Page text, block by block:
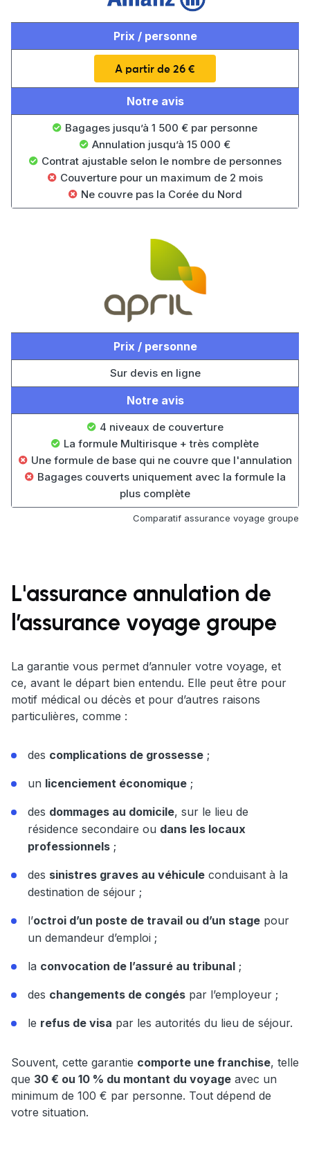
Prix / personne
A partir de 26 €
Notre avis
Bagages jusqu’à 1 500 € par personne
Annulation jusqu’à 15 000 €
Contrat ajustable selon le nombre de personnes
Couverture pour un maximum de 2 mois
Ne couvre pas la Corée du Nord
Prix / personne
Sur devis en ligne
Notre avis
4 niveaux de couverture
La formule Multirisque + très complète
Une formule de base qui ne couvre que l'annulation
Bagages couverts uniquement avec la formule la
plus complète
Comparatif assurance voyage groupe
L'assurance annulation de
l’assurance voyage groupe
La garantie vous permet d’annuler votre voyage, et
ce, avant le départ bien entendu. Elle peut être pour
motif médical ou décès et pour d’autres raisons
particulières, comme :
des complications de grossesse ;
un licenciement économique ;
des dommages au domicile, sur le lieu de
résidence secondaire ou dans les locaux
professionnels ;
des sinistres graves au véhicule conduisant à la
destination de séjour ;
l’octroi d’un poste de travail ou d’un stage pour
un demandeur d’emploi ;
la convocation de l’assuré au tribunal ;
des changements de congés par l’employeur ;
le refus de visa par les autorités du lieu de séjour.
Souvent, cette garantie comporte une franchise, telle
que 30 € ou 10 % du montant du voyage avec un
minimum de 100 € par personne. Tout dépend de
votre situation.